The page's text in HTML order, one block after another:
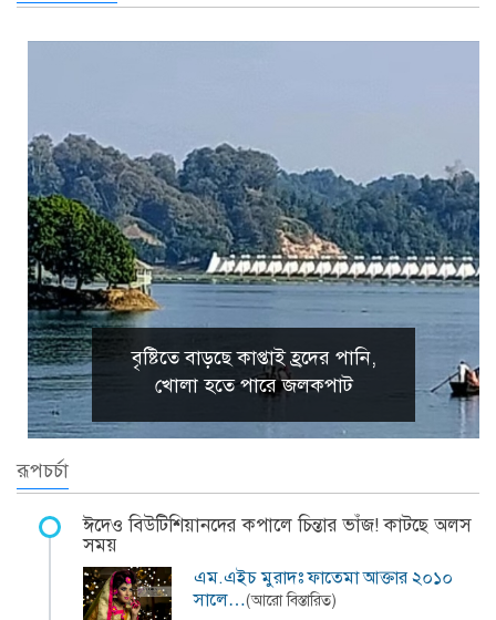
বৃষ্টিতে বাড়ছে কাপ্তাই হ্রদের পানি,
খোলা হতে পারে জলকপাট
রূপচর্চা
ঈদেও বিউটিশিয়ানদের কপালে চিন্তার ভাঁজ! কাটছে অলস
সময়
এম.এইচ মুরাদঃ ফাতেমা আক্তার ২০১০
সালে…(আরো বিস্তারিত)